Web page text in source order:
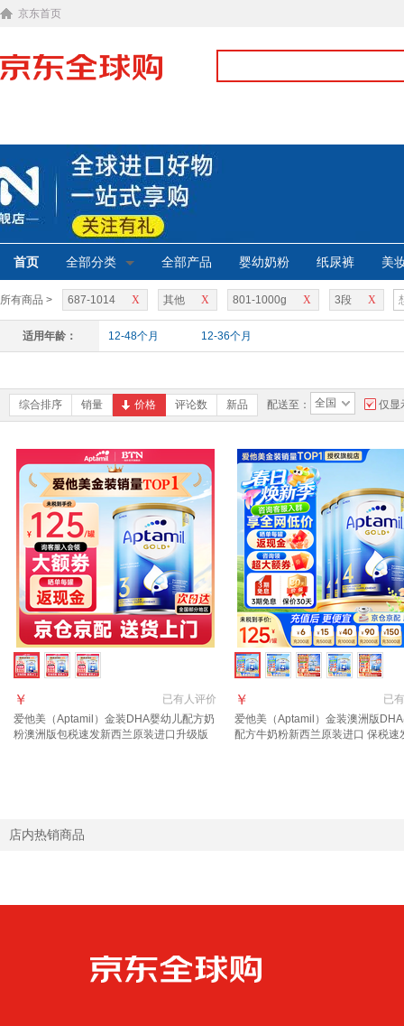
京东首页
首页 全部分类 全部产品 婴幼奶粉 纸尿裤 美
所有商品 > X
687-1014 X
其他 X
801-1000g X
3段
适用年龄： 12-48个月 12-36个月
综合排序 销量 价格 评论数 新品 配送至： 全国 仅显
已有人评价
￥
爱他美（Aptamil）金装DHA婴幼儿配方奶
粉澳洲版包税速发新西兰原装进口升级版
已有
￥
爱他美（Aptamil）金装澳洲版
配方牛奶粉新西兰原装进口 保税速
店内热销商品